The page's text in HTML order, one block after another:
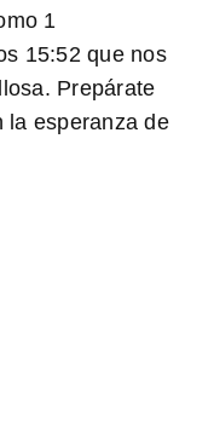
1
15:52 que nos
Prepárate
la esperanza de